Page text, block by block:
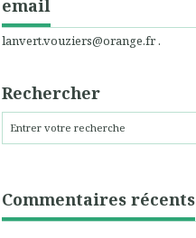
email
lanvert.vouziers@orange.fr .
Rechercher
Commentaires récents